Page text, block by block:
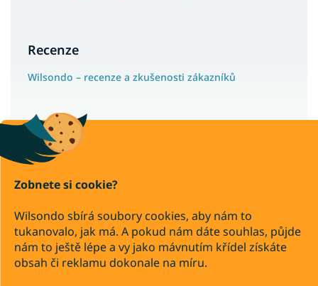
Zobnete si cookie?
Wilsondo sbírá soubory cookies, aby nám to
tukanovalo, jak má. A pokud nám dáte souhlas, půjde
nám to ještě lépe a vy jako mávnutím křídel získáte
obsah či reklamu dokonale na míru.
Recenze
Wilsondo – recenze a zkušenosti zákazníků
Dobírka
Vytvořil Shoptet Premium
Copyright 2026
Wilsondo.cz
. Všechna práva vyhrazena.
Upravit nastavení cookies